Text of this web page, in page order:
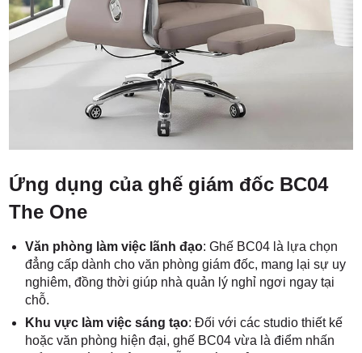
Ứng dụng của ghế giám đốc BC04
The One
Văn phòng làm việc lãnh đạo: Ghế BC04 là lựa chọn
đẳng cấp dành cho văn phòng giám đốc, mang lại sự uy
nghiêm, đồng thời giúp nhà quản lý nghỉ ngơi ngay tại
chỗ.
Khu vực làm việc sáng tạo: Đối với các studio thiết kế
hoặc văn phòng hiện đại, ghế BC04 vừa là điểm nhấn